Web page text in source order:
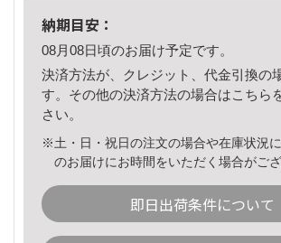
納期目安：
08月08日頃のお届け予定です。
決済方法が、クレジット、代金引換の
す。その他の決済方法の場合はこちら
さい。
※土・日・祝日の注文の場合や在庫状況
のお届けにお時間をいただく場合がござ
即日出荷条件について